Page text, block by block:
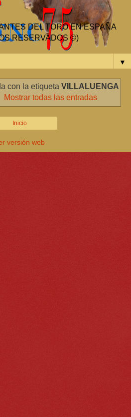
DEL TORO EN ESPAÑA
RESERVADOS ©)
▼
con la etiqueta VILLALUENGA
Mostrar todas las entradas
Inicio
versión web